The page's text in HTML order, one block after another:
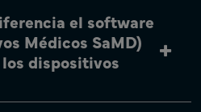
el software
Médicos SaMD)
dispositivos